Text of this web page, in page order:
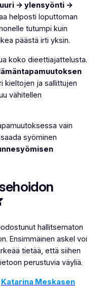
→ ylensyönti →
helposti loputtoman
tutumpi kuin
päästä irti yksin.
koko dieettiajattelusta.
kieltojen ja sallittujen
vähitellen
vain
syöminen
hallitsematon
Ensimmäinen askel voi
tietää, että siihen
perustuvia väyliä.
Katarina Meskasen